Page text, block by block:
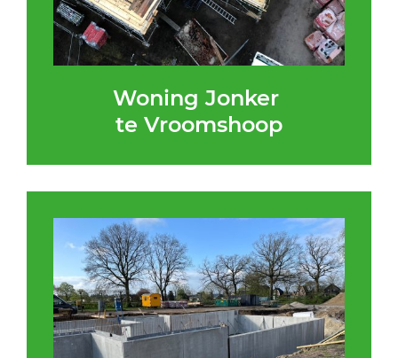
Woning Jonker
te Vroomshoop